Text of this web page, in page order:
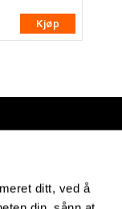
ditt, ved å
Kjøp